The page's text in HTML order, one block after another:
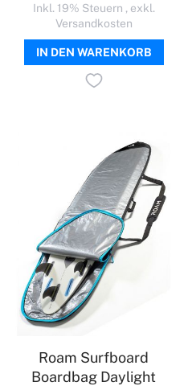
Inkl. 19% Steuern , exkl.
Versandkosten
IN DEN WARENKORB
Roam Surfboard
Boardbag Daylight